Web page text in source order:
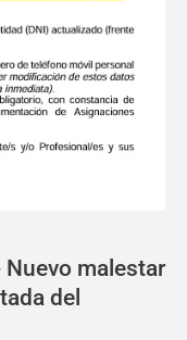
malestar
del